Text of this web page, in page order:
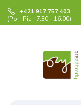
+421 917 757 403
(Po - Pia | 7:30 - 16:00)